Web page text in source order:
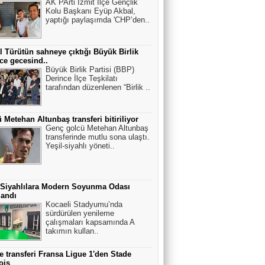
AK PArti İzmit İlçe Gençlik
Kolu Başkanı Eyüp Akbal,
yaptığı paylaşımda 'CHP’den..
Türütün sahneye çıktığı Büyük Birlik
gecesind..
Büyük Birlik Partisi (BBP)
Derince İlçe Teşkilatı
tarafından düzenlenen “Birlik ..
Metehan Altunbaş transferi bitiriliyor
Genç golcü Metehan Altunbaş
transferinde mutlu sona ulaştı.
Yeşil-siyahlı yöneti..
Modern Soyunma Odası
Kocaeli Stadyumu’nda
sürdürülen yenileme
çalışmaları kapsamında A
takımın kullan..
transferi Fransa Ligue 1'den Stade